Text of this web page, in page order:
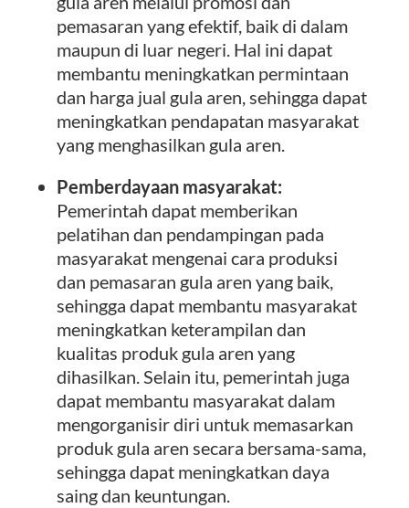
pemasaran yang efektif, baik di dalam
maupun di luar negeri. Hal ini dapat
membantu meningkatkan permintaan
dan harga jual gula aren, sehingga dapat
meningkatkan pendapatan masyarakat
yang menghasilkan gula aren.
Pemberdayaan masyarakat:
Pemerintah dapat memberikan
pelatihan dan pendampingan pada
masyarakat mengenai cara produksi
dan pemasaran gula aren yang baik,
sehingga dapat membantu masyarakat
meningkatkan keterampilan dan
kualitas produk gula aren yang
dihasilkan. Selain itu, pemerintah juga
dapat membantu masyarakat dalam
mengorganisir diri untuk memasarkan
produk gula aren secara bersama-sama,
sehingga dapat meningkatkan daya
saing dan keuntungan.